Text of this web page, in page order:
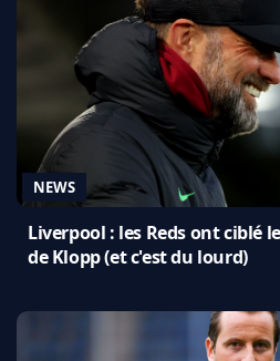
NEWS
Liverpool : les Reds ont ciblé
de Klopp (et c'est du lourd)